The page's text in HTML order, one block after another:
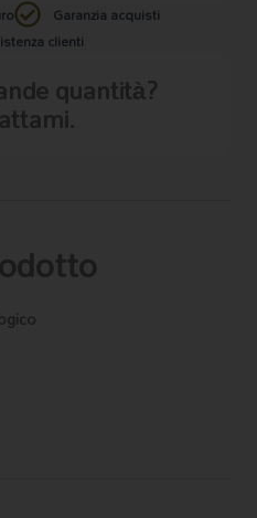
Garanzia acquisti
clienti
quantità?